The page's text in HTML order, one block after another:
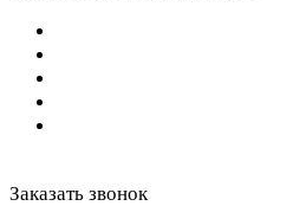
Заказать звонок